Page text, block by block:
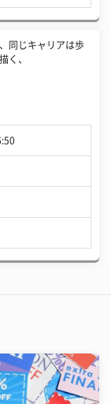
同じキャリアは歩
く、